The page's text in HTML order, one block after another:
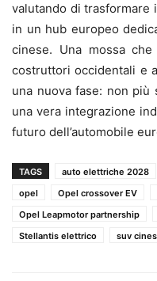
valutando di trasformare
in un hub europeo
cinese. Una mossa
costruttori occidentali e
una nuova fase: non più
una vera integrazione
futuro dell’automobile
TAGS auto elettriche 2028
opel
Opel crossover EV
Opel Leapmotor partnership
Stellantis elettrico
suv